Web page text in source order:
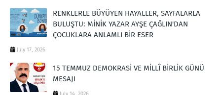
RENKLERLE BÜYÜYEN HAYALLER, SAYFALARLA
BULUŞTU: MİNİK YAZAR AYŞE ÇAĞLIN'DAN
ÇOCUKLARA ANLAMLI BİR ESER
July 17, 2026
15 TEMMUZ DEMOKRASİ VE MİLLÎ BİRLİK GÜNÜ
MESAJI
July 14, 2026